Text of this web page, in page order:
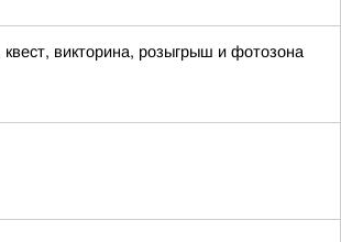
викторина, розыгрыш и фотозона